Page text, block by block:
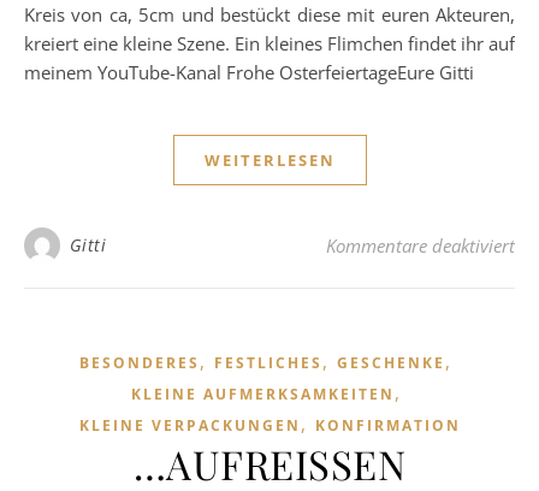
Kreis von ca, 5cm und bestückt diese mit euren Akteuren,
kreiert eine kleine Szene. Ein kleines Flimchen findet ihr auf
meinem YouTube-Kanal Frohe OsterfeiertageEure Gitti
WEITERLESEN
Gitti Kommentare deaktiviertfür
BESONDERES , FESTLICHES , GESCHENKE ,
KLEINE AUFMERKSAMKEITEN ,
KLEINE VERPACKUNGEN , KONFIRMATION
…AUFREISSEN